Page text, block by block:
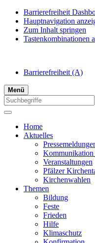
Barrierefreiheit
Hauptnavigation
Zum Inhalt springen
Tastenkombinationen
Barrierefreiheit (A)
Menü
Home
Aktuelles
Kommunikation
Veranstaltungen
Pfälzer
Kirchenwahlen
Themen
Bildung
Feste
Frieden
Hilfe
Klimaschutz